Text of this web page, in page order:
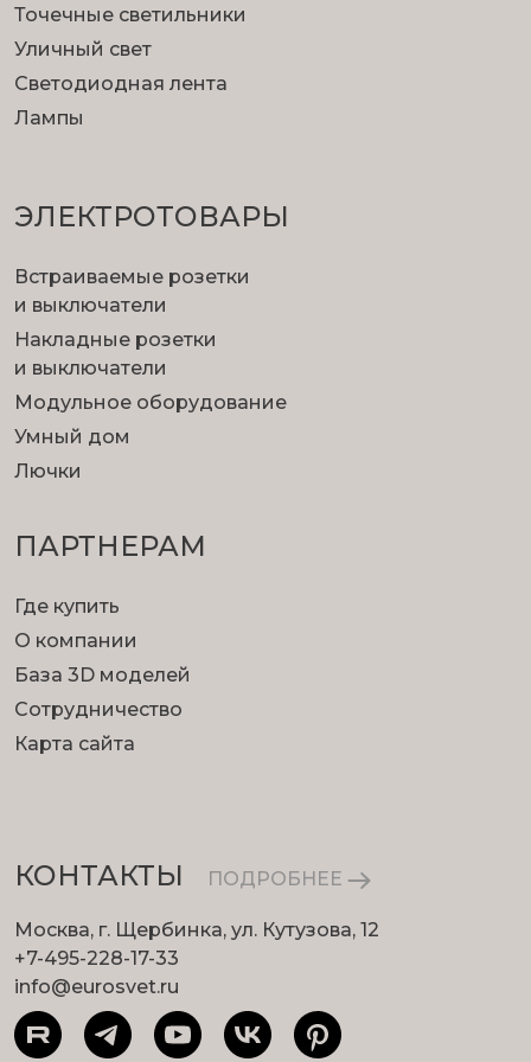
доработками интерьера: покрасит стены,
натянет потолок.
Ремонт с нуля
Планируете ремонт, но не знаете как начать?
Изобразите ручкой эскиз, а свет и
превращение его в фото мы берем на себя!
Помощь дизайнерам
Для проектировщиков мы предлагаем
Точечные светильники
Уличный свет
Светодиодная лента
Лампы
ЭЛЕКТРОТОВАРЫ
Встраиваемые розетки
и выключатели
Накладные розетки
и выключатели
Модульное оборудование
Умный дом
Лючки
ПАРТНЕРАМ
Где купить
О компании
База 3D моделей
Сотрудничество
Карта сайта
КОНТАКТЫ ПОДРОБНЕЕ
Москва, г. Щербинка, ул. Кутузова, 12
+7-495-228-17-33
info@eurosvet.ru